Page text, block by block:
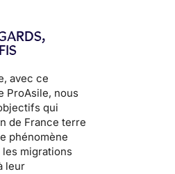
avec ce
ProAsile, nous
qui
de France terre
phénomène
migrations
leur